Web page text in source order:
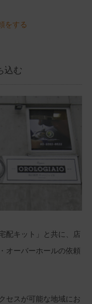
をする
込む
配キット」と共に、店
オーバーホールの依頼
セスが可能な地域にお